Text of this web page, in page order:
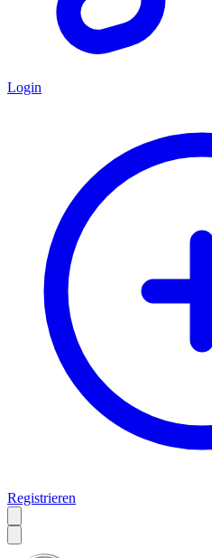
Login
Registrieren